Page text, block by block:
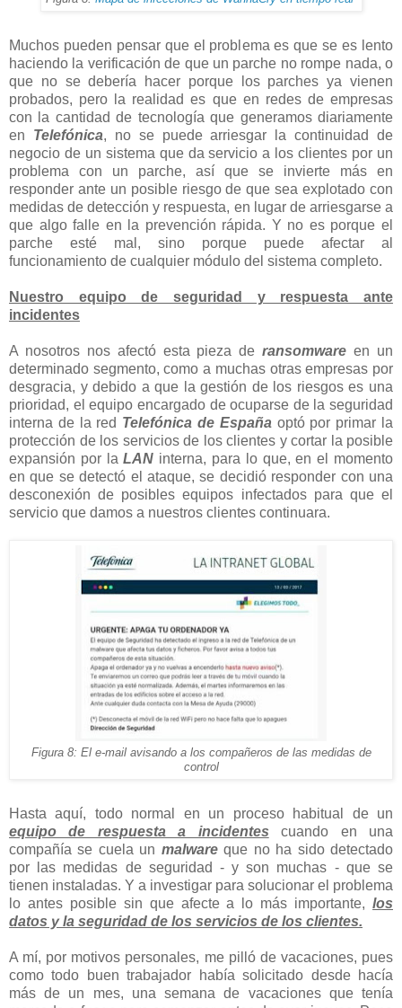
Muchos pueden pensar que el problema es que se es lento
haciendo la verificación de que un parche no rompe nada, o
que no se debería hacer porque los parches ya vienen
probados, pero la realidad es que en redes de empresas
con la cantidad de tecnología que generamos diariamente
en Telefónica, no se puede arriesgar la continuidad de
negocio de un sistema que da servicio a los clientes por un
problema con un parche, así que se invierte más en
responder ante un posible riesgo de que sea explotado con
medidas de detección y respuesta, en lugar de arriesgarse a
que algo falle en la prevención rápida. Y no es porque el
parche esté mal, sino porque puede afectar al
funcionamiento de cualquier módulo del sistema completo.
Nuestro equipo de seguridad y respuesta ante
incidentes
A nosotros nos afectó esta pieza deransomware en un
determinado segmento, como a muchas otras empresas por
desgracia, y debido a que la gestión de los riesgos es una
prioridad, el equipo encargado de ocuparse de la seguridad
interna de la red Telefónica de España optó por primar la
protección de los servicios de los clientes y cortar la posible
expansión por laLAN interna, para lo que, en el momento
en que se detectó el ataque, se decidió responder con una
desconexión de posibles equipos infectados para que el
servicio que damos a nuestros clientes continuara.
Figura 8: El e-mail avisando a los compañeros de las medidas de
control
Hasta aquí, todo normal en un proceso habitual de un
equipo de respuesta a incidentes cuando en una
compañía se cuela un malwareque no ha sido detectado
por las medidas de seguridad - y son muchas - que se
tienen instaladas. Y a investigar para solucionar el problema
lo antes posible sin que afecte a lo más importante, los
datos y la seguridad de los servicios de los clientes.
A mí, por motivos personales, me pilló de vacaciones, pues
como todo buen trabajador había solicitado desde hacía
más de un mes, una semana de vacaciones que tenía